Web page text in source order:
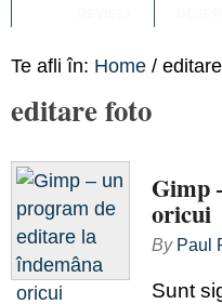
Te afli în: Home /
editare foto
Gimp
oricui
By Paul
Sunt